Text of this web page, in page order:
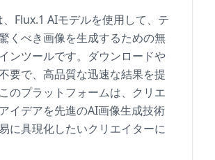
Flux.1 AIモデルを使用して、テ
くべき画像を生成するための無
ンツールです。ダウンロードや
要で、高品質な迅速な結果を提
のプラットフォームは、クリエ
イデアを先進のAI画像生成技術
に具現化したいクリエイターに